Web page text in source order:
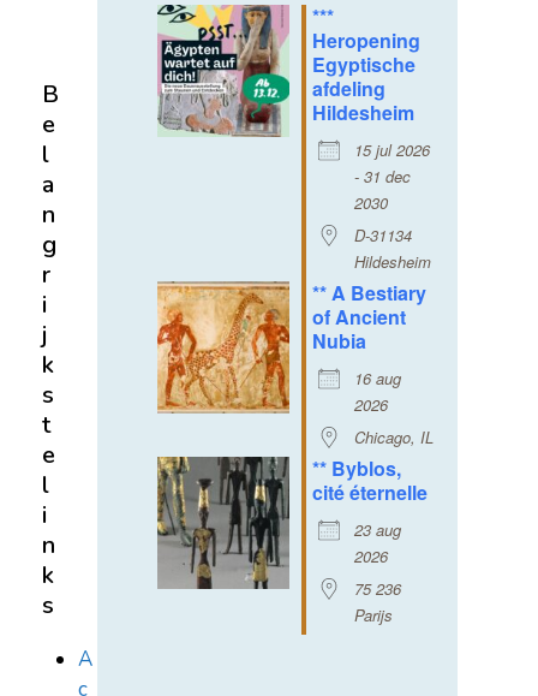
***
Heropening
Egyptische
afdeling
Hildesheim
15 jul 2026
- 31 dec
2030
D-31134
Hildesheim
** A Bestiary
of Ancient
Nubia
16 aug
2026
Chicago, IL
** Byblos,
cité éternelle
23 aug
2026
75 236
Parijs
B
e
l
a
n
g
r
i
j
k
s
t
e
l
i
n
k
s
A
c